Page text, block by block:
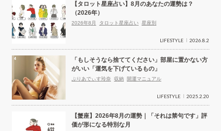
【タロット星座占い】8月のあなたの運勢は？
（2026年）
2026年8月 タロット星座占い 星座別
LIFESTYLE 2026.8.2
「もしそうなら捨ててください」部屋に置かない方
がいい「運気を下げているもの」
ぷりあでぃす玲奈 収納 開運マニュアル
LIFESTYLE 2025.2.20
【蟹座】2026年8月の運勢｜「それは禁句です」評
価が形になる特別な月